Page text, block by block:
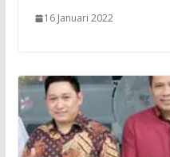
16 Januari 2022